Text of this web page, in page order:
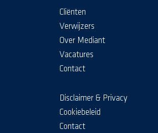
Cliënten
Verwijzers
Over Mediant
Vacatures
Contact
Disclaimer & Privacy
Cookiebeleid
Contact